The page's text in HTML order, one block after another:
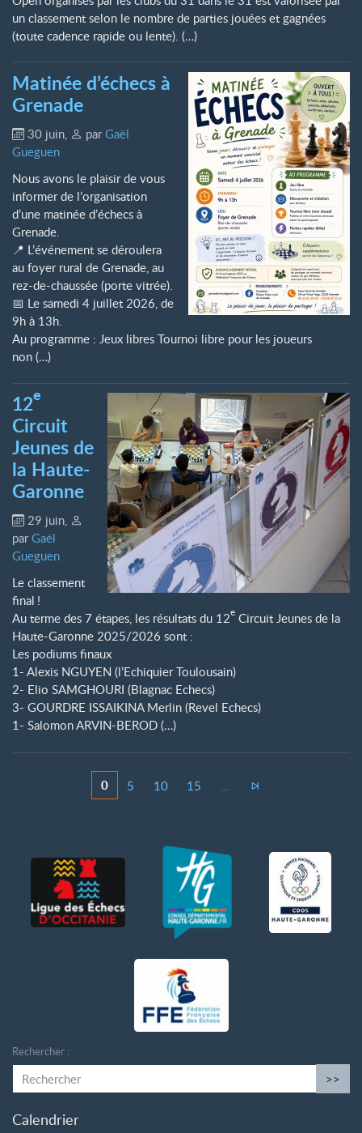
un classement selon le nombre de parties jouées et gagnées
(toute cadence rapide ou lente). (…)
Matinée d’échecs à
Grenade
30 juin parGaël
Gueguen
Nous avons le plaisir de vous
informer de l’organisation
d’une matinée d’échecs à
Grenade.
📍 L’événement se déroulera
au foyer rural de Grenade, au
rez-de-chaussée (porte vitrée).
📅 Le samedi 4 juillet 2026, de
9h à 13h.
Au programme : Jeux libres Tournoi libre pour les joueurs
non (…)
12e
Circuit
Jeunes de
la Haute-
Garonne
29 juin,
parGaël
Gueguen
Le classement
final !
Au terme des 7 étapes, les résultats du 12e Circuit Jeunes de la
Haute-Garonne 2025/2026 sont :
Les podiums finaux
1- Alexis NGUYEN (l’Echiquier Toulousain)
2- Elio SAMGHOURI (Blagnac Echecs)
3- GOURDRE ISSAIKINA Merlin (Revel Echecs)
1- Salomon ARVIN-BEROD (…)
0 5 10 15
Rechercher :
>>
Calendrier